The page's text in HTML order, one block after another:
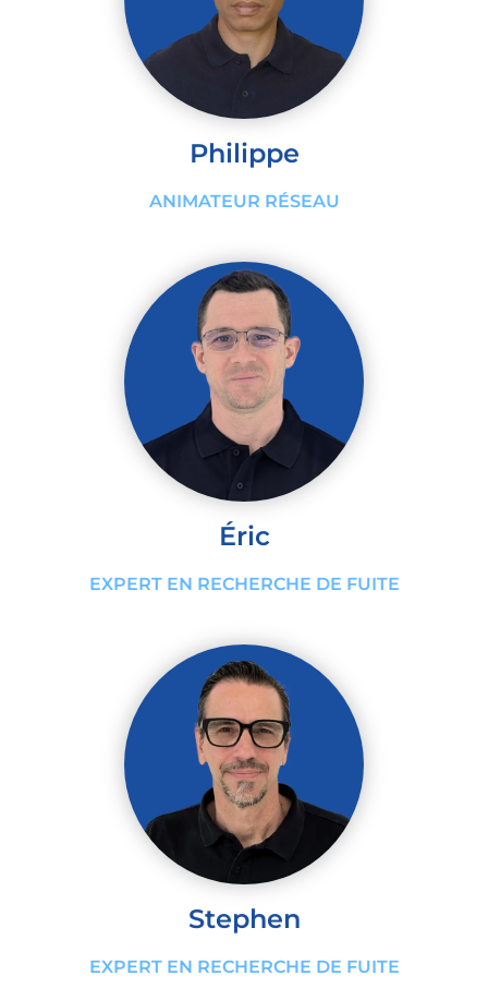
Philippe
ANIMATEUR RÉSEAU
Éric
EXPERT EN RECHERCHE DE FUITE
Stephen
EXPERT EN RECHERCHE DE FUITE